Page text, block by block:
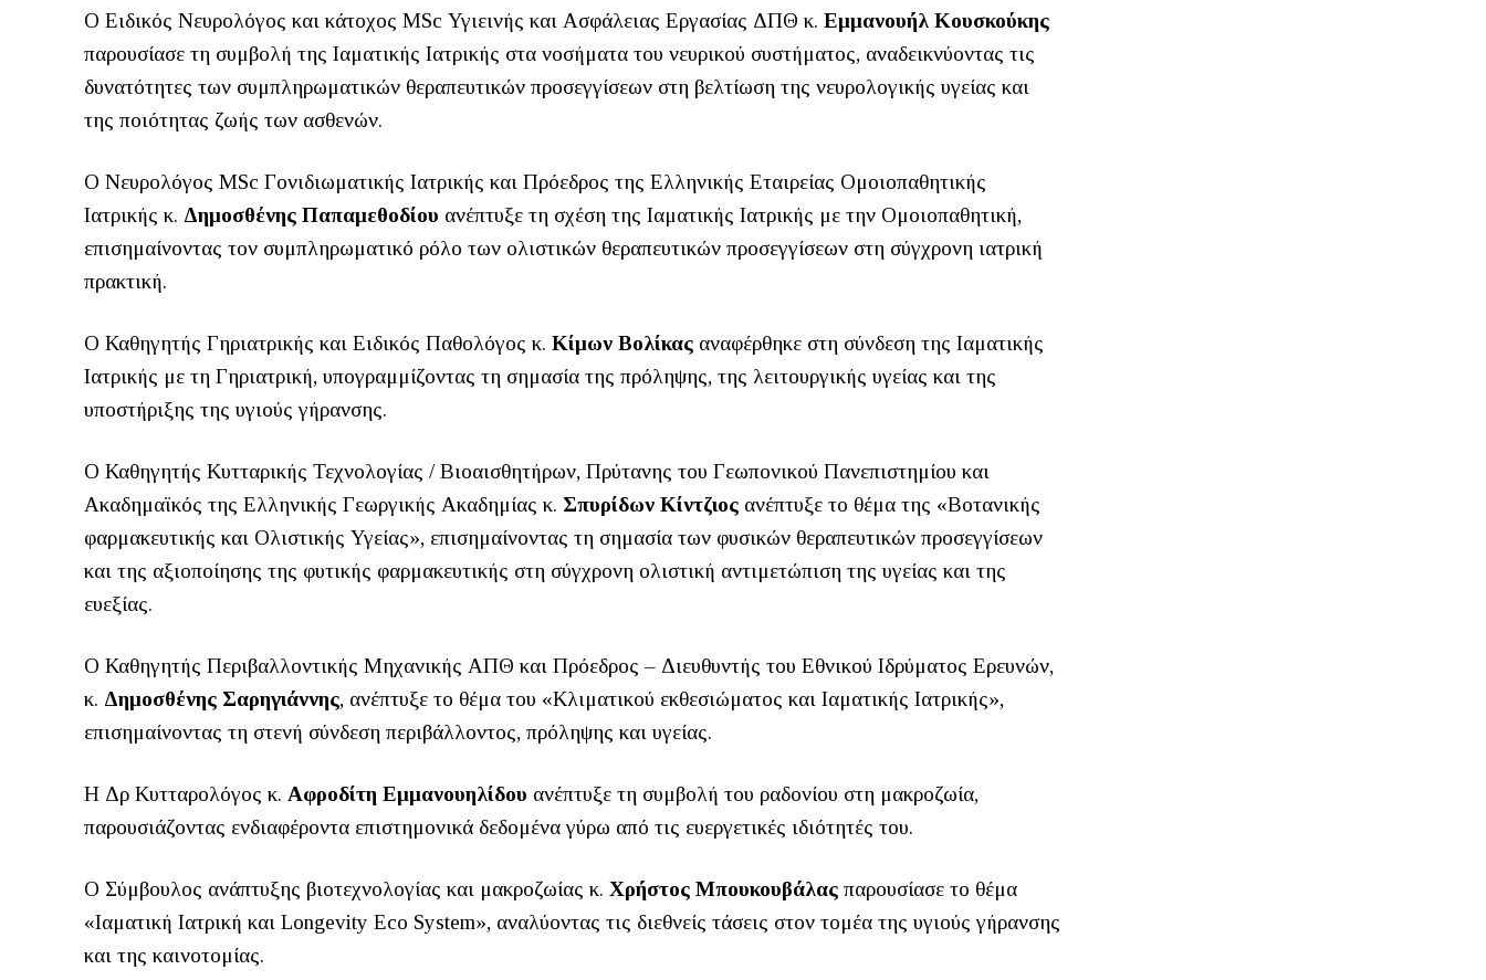
Ο Ειδικός Νευρολόγος και κάτοχος MSc Υγιεινής και Ασφάλειας Εργασίας ΔΠΘ κ. Εμμανουήλ Κουσκούκης
παρουσίασε τη συμβολή της Ιαματικής Ιατρικής στα νοσήματα του νευρικού συστήματος, αναδεικνύοντας τις
δυνατότητες των συμπληρωματικών θεραπευτικών προσεγγίσεων στη βελτίωση της νευρολογικής υγείας και
της ποιότητας ζωής των ασθενών.
Ο Νευρολόγος MSc Γονιδιωματικής Ιατρικής και Πρόεδρος της Ελληνικής Εταιρείας Ομοιοπαθητικής
Ιατρικής κ. Δημοσθένης Παπαμεθοδίου ανέπτυξε τη σχέση της Ιαματικής Ιατρικής με την Ομοιοπαθητική,
επισημαίνοντας τον συμπληρωματικό ρόλο των ολιστικών θεραπευτικών προσεγγίσεων στη σύγχρονη ιατρική
πρακτική.
Ο Καθηγητής Γηριατρικής και Ειδικός Παθολόγος κ. Κίμων Βολίκας αναφέρθηκε στη σύνδεση της Ιαματικής
Ιατρικής με τη Γηριατρική, υπογραμμίζοντας τη σημασία της πρόληψης, της λειτουργικής υγείας και της
υποστήριξης της υγιούς γήρανσης.
Ο Καθηγητής Κυτταρικής Τεχνολογίας / Βιοαισθητήρων, Πρύτανης του Γεωπονικού Πανεπιστημίου και
Ακαδημαϊκός της Ελληνικής Γεωργικής Ακαδημίας κ. Σπυρίδων Κίντζιος ανέπτυξε το θέμα της «Βοτανικής
φαρμακευτικής και Ολιστικής Υγείας», επισημαίνοντας τη σημασία των φυσικών θεραπευτικών προσεγγίσεων
και της αξιοποίησης της φυτικής φαρμακευτικής στη σύγχρονη ολιστική αντιμετώπιση της υγείας και της
ευεξίας.
Ο Καθηγητής Περιβαλλοντικής Μηχανικής ΑΠΘ και Πρόεδρος – Διευθυντής του Εθνικού Ιδρύματος Ερευνών,
κ. Δημοσθένης Σαρηγιάννης, ανέπτυξε το θέμα του «Κλιματικού εκθεσιώματος και Ιαματικής Ιατρικής»,
επισημαίνοντας τη στενή σύνδεση περιβάλλοντος, πρόληψης και υγείας.
Η Δρ Κυτταρολόγος κ. Αφροδίτη Εμμανουηλίδου ανέπτυξε τη συμβολή του ραδονίου στη μακροζωία,
παρουσιάζοντας ενδιαφέροντα επιστημονικά δεδομένα γύρω από τις ευεργετικές ιδιότητές του.
Ο Σύμβουλος ανάπτυξης βιοτεχνολογίας και μακροζωίας κ. Χρήστος Μπουκουβάλας παρουσίασε το θέμα
«Ιαματική Ιατρική και Longevity Eco System», αναλύοντας τις διεθνείς τάσεις στον τομέα της υγιούς γήρανσης
και της καινοτομίας.